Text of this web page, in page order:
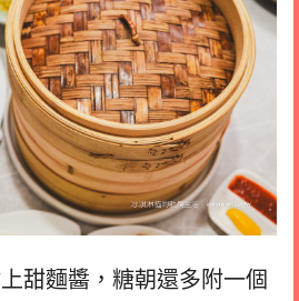
甜麵醬，糖朝還多附一個